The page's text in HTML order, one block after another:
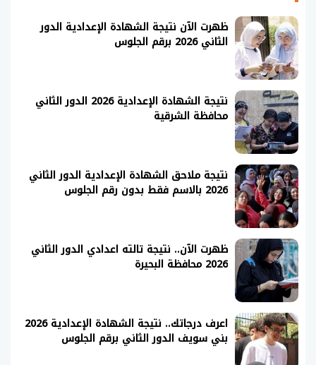
ظهرت الآن نتيجة الشهادة الإعدادية الدور
الثاني 2026 برقم الجلوس
نتيجة الشهادة الإعدادية 2026 الدور الثاني
محافظة الشرقية
نتيجة ملاحق الشهادة الإعدادية الدور الثاني
2026 بالاسم فقط بدون رقم الجلوس
ظهرت الآن.. نتيجة تالته اعدادي الدور الثاني
2026 محافظة البحيرة
اعرف درجاتك.. نتيجة الشهادة الإعدادية 2026
بني سويف الدور الثاني برقم الجلوس